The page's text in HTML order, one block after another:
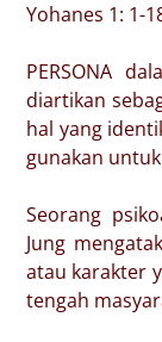
Yohanes 1: 1-
PERSONA
diartikan
hal yang
gunakan
Seorang
Jung
atau karakter
tengah